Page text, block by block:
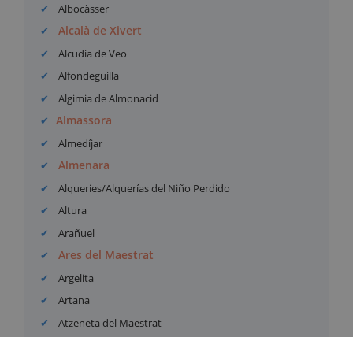
Albocàsser
Alcalà de Xivert
Alcudia de Veo
Alfondeguilla
Algimia de Almonacid
Almassora
Almedíjar
Almenara
Alqueries/Alquerías del Niño Perdido
Altura
Arañuel
Ares del Maestrat
Argelita
Artana
Atzeneta del Maestrat